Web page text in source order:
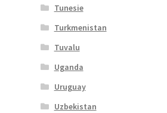
Tunesie
Turkmenistan
Tuvalu
Uganda
Uruguay
Uzbekistan